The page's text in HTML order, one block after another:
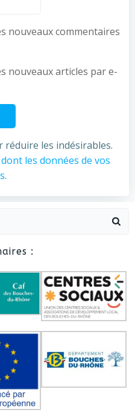
nouveaux commentaires
nouveaux articles par e-
réduire les indésirables.
les données de vos
.
: